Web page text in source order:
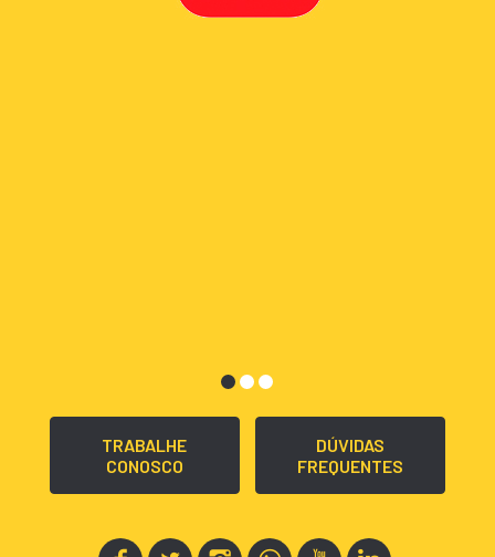
TRABALHE
CONOSCO
DÚVIDAS
FREQUENTES